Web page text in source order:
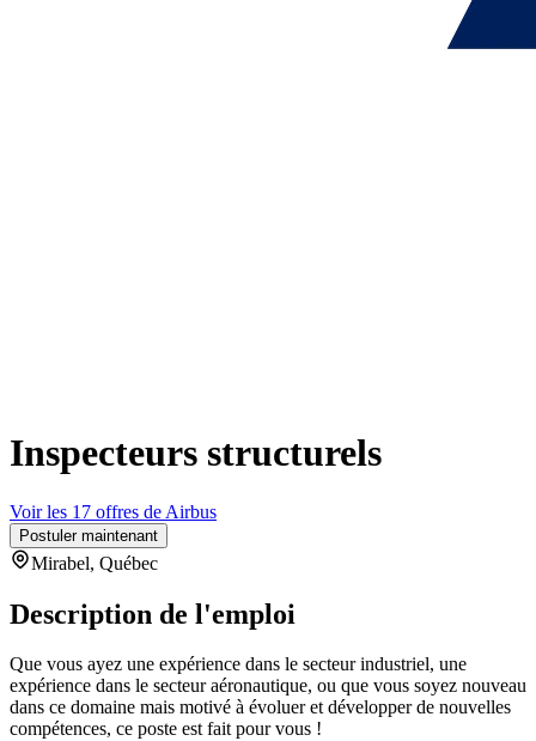
Inspecteurs structurels
Voir les 17 offres de Airbus
Postuler maintenant
Mirabel, Québec
Description de l'emploi
Que vous ayez une expérience dans le secteur industriel, une
expérience dans le secteur aéronautique, ou que vous soyez nouveau
dans ce domaine mais motivé à évoluer et développer de nouvelles
compétences, ce poste est fait pour vous !